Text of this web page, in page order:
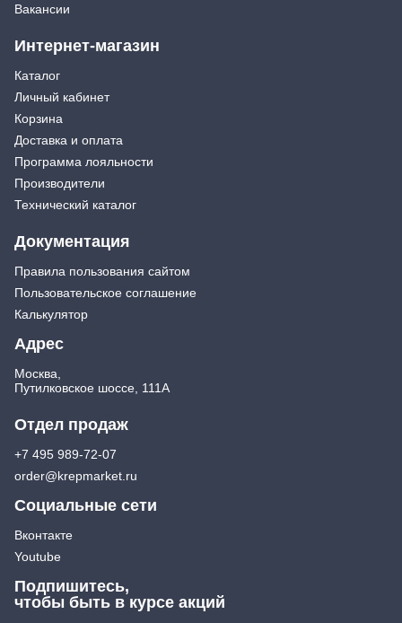
Вакансии
Интернет-магазин
Каталог
Личный кабинет
Корзина
Доставка и оплата
Программа лояльности
Производители
Технический каталог
Документация
Правила пользования сайтом
Пользовательское соглашение
Калькулятор
Адрес
Москва,
Путилковское шоссе, 111А
Отдел продаж
+7 495 989-72-07
order@krepmarket.ru
Социальные сети
Вконтакте
Youtube
Подпишитесь,
чтобы быть в курсе акций